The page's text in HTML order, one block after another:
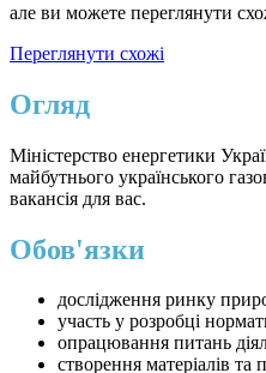
але ви можете переглянути
Переглянути схожі
Огляд
Міністерство енергетики
майбутнього українського
вакансія для вас.
Обов'язки
дослідження ринку
участь у розробці
опрацювання питань
створення матеріалів та